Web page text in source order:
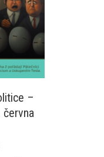
–
června